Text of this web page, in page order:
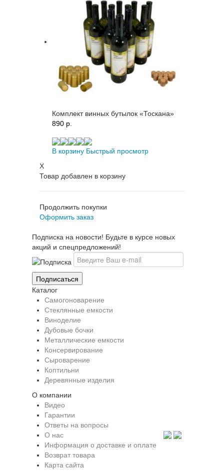
Комплект винных бутылок «Тоскана»
890 p.
В корзину Быстрый просмотр
X
Товар добавлен в корзину
Продолжить покупки
Оформить заказ
Подписка на новости! Будьте в курсе новых
акций и спецпредложений!
Каталог
Самогоноварение
Стеклянные емкости
Виноделие
Дубовые бочки
Металлические емкости
Консервирование
Сыроварение
Коптильни
Деревянные изделия
О компании
Видео
Гарантии
Ответы на вопросы
О нас
Информация о доставке и оплате
Возврат товара
Карта сайта